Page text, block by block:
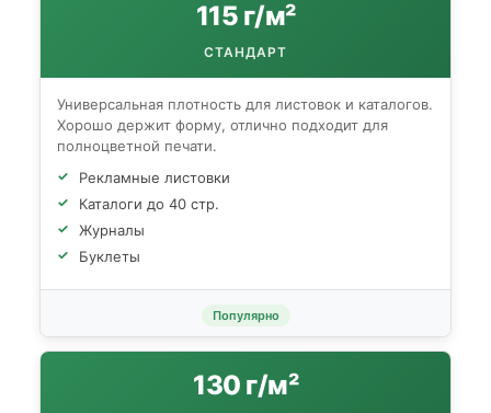
115 г/м²
СТАНДАРТ
Универсальная плотность для листовок и каталогов.
Хорошо держит форму, отлично подходит для
полноцветной печати.
Рекламные листовки
Каталоги до 40 стр.
Журналы
Буклеты
Популярно
130 г/м²